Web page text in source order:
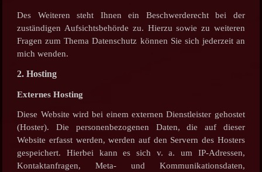
Des Weiteren steht Ihnen ein Beschwerderecht bei der
zuständigen Aufsichtsbehörde zu. Hierzu sowie zu weiteren
Fragen zum Thema Datenschutz können Sie sich jederzeit an
mich wenden.
2. Hosting
Externes Hosting
Diese Website wird bei einem externen Dienstleister gehostet
(Hoster). Die personenbezogenen Daten, die auf dieser
Website erfasst werden, werden auf den Servern des Hosters
gespeichert. Hierbei kann es sich v. a. um IP-Adressen,
Kontaktanfragen, Meta- und Kommunikationsdaten,